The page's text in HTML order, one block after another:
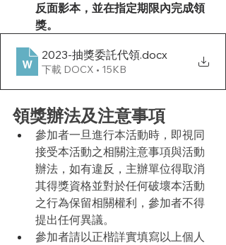
反面影本，並在指定期限內完成領
獎。
2023-抽獎委託代領.docx
下載 DOCX • 15KB
領獎辦法及注意事項
參加者一旦進行本活動時，即視同
接受本活動之相關注意事項與活動
辦法，如有違反，主辦單位得取消
其得獎資格並對於任何破壞本活動
之行為保留相關權利，參加者不得
提出任何異議。
參加者請以正楷詳實填寫以上個人